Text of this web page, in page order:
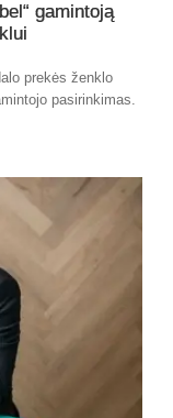
gamintoją
prekės ženklo
pasirinkimas.